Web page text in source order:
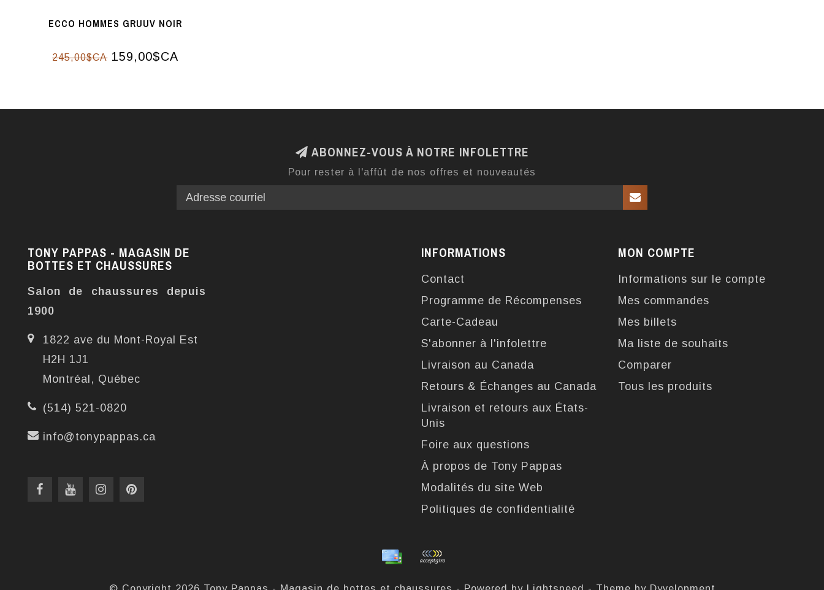
ECCO HOMMES GRUUV NOIR
245,00$CA159,00$CA
ABONNEZ-VOUS À NOTRE INFOLETTRE
Pour rester à l'affût de nos offres et nouveautés
TONY PAPPAS - MAGASIN DE
BOTTES ET CHAUSSURES
Salon de chaussures depuis
1900
1822 ave du Mont-Royal Est
H2H 1J1
Montréal, Québec
(514) 521-0820
info@tonypappas.ca
INFORMATIONS
Contact
Programme de Récompenses
Carte-Cadeau
S'abonner à l'infolettre
Livraison au Canada
Retours & Échanges au Canada
Livraison et retours aux États-
Unis
Foire aux questions
À propos de Tony Pappas
Modalités du site Web
Politiques de confidentialité
MON COMPTE
Informations sur le compte
Mes commandes
Mes billets
Ma liste de souhaits
Comparer
Tous les produits